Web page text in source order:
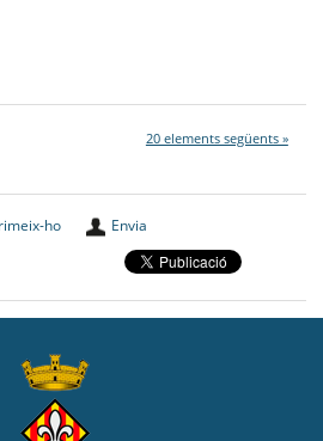
20 elements següents »
ho Envia